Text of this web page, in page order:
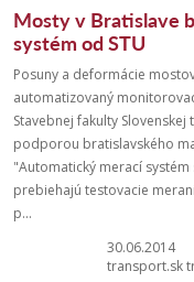
Mosty v Bratislave
systém od STU
Posuny a deformácie
automatizovaný
Stavebnej fakulty Slovenskej
podporou bratislavského
"Automatický merací
prebiehajú testovacie
p...
30.06.2014
transport.sk